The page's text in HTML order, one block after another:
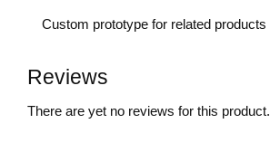
Custom prototype for related products
Reviews
There are yet no reviews for this product.